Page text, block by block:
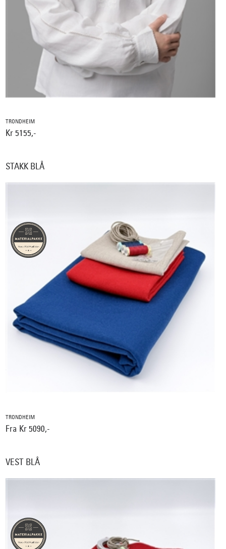
TRONDHEIM
Kr 5155,-
STAKK BLÅ
TRONDHEIM
Fra Kr 5090,-
VEST BLÅ